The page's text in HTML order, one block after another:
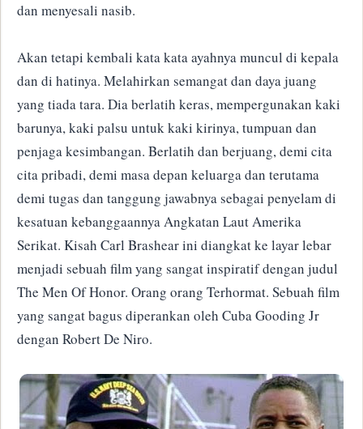
dan menyesali nasib.
Akan tetapi kembali kata kata ayahnya muncul di kepala
dan di hatinya. Melahirkan semangat dan daya juang
yang tiada tara. Dia berlatih keras, mempergunakan kaki
barunya, kaki palsu untuk kaki kirinya, tumpuan dan
penjaga kesimbangan. Berlatih dan berjuang, demi cita
cita pribadi, demi masa depan keluarga dan terutama
demi tugas dan tanggung jawabnya sebagai penyelam di
kesatuan kebanggaannya Angkatan Laut Amerika
Serikat. Kisah Carl Brashear ini diangkat ke layar lebar
menjadi sebuah film yang sangat inspiratif dengan judul
The Men Of Honor. Orang orang Terhormat. Sebuah film
yang sangat bagus diperankan oleh Cuba Gooding Jr
dengan Robert De Niro.